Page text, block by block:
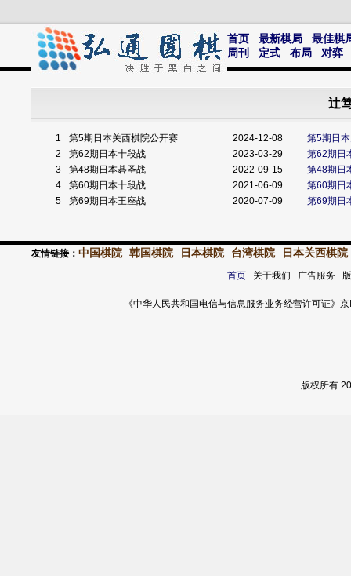
首页 最新棋局
最佳棋
周刊
定式 布局 对弈
辻
1 第5期日本关西棋院公开赛 2024-12-08
第5期日
2
第62期日本十段战 2023-03-29
第62期日
3
第48期日本碁圣战 2022-09-15
第48期日
4
第60期日本十段战 2021-06-09
第60期日
5
第69期日本王座战 2020-07-09 第69期日
友情链接： 中国棋院 韩国棋院 日本棋院 台湾棋院 日本关西棋院
首页关于我们 广告服务
《中华人民共和国电信与信息服务业务经营许可证
版权所有